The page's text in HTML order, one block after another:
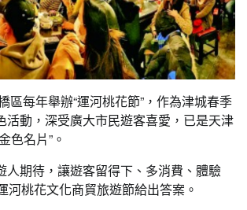
區每年舉辦“運河桃花節”，作為津城春季
活動，深受廣大市民遊客喜愛，已是天津
色名片”。
人期待，讓遊客留得下、多消費、體驗
河桃花文化商貿旅遊節給出答案。